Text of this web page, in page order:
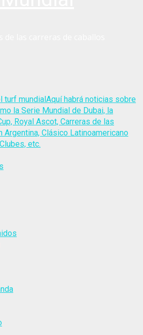
turf mundialAquí habrá noticias sobre
la Serie Mundial de Dubai, la
Royal Ascot, Carreras de las
Argentina, Clásico Latinoamericano
etc.